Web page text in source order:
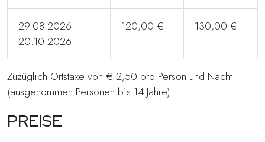
29.08.2026 -
20.10.2026
120,00 € 130,00 €
Zuzüglich Ortstaxe von € 2,50 pro Person und Nacht
(ausgenommen Personen bis 14 Jahre).
PREISE